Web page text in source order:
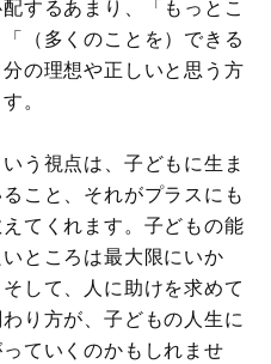
するあまり、「もっとこ
（多くのことを）できる
の理想や正しいと思う方
。
う視点は、子どもに生ま
こと、それがプラスにも
てくれます。子どもの能
ところは最大限にいか
して、人に助けを求めて
り方が、子どもの人生に
ていくのかもしれませ